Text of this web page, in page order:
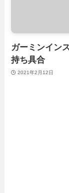
ガーミンイン
持ち具合
2021年2月12日